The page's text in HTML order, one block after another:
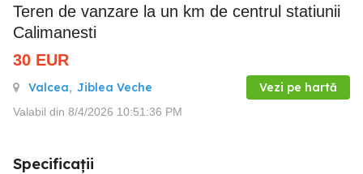
teren de vanzare la un km de centrul statiunii
Calimanesti
30 EUR
Valcea, Jiblea Veche Vezi pe hartă
Valabil din 8/4/2026 10:51:36 PM
Specificații